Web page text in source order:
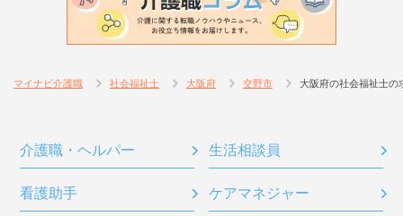
マイナビ介護職 社会福祉士 大阪府 交野市 大阪府の社会福祉士の
介護職・ヘルパー 生活相談員
看護助手 ケアマネジャー